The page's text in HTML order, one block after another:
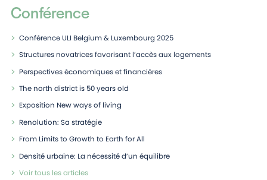
Conférence
Conférence ULI Belgium & Luxembourg 2025
Structures novatrices favorisant l’accès aux logements
Perspectives économiques et financières
The north district is 50 years old
Exposition New ways of living
Renolution: Sa stratégie
From Limits to Growth to Earth for All
Densité urbaine: La nécessité d’un équilibre
Voir tous les articles